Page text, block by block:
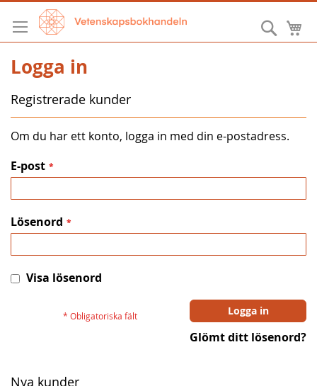
Hoppa
till
innehållet
Sök
Logga in
Registrerade kunder
Om du har ett konto, logga in med din e-postadress.
E-post
Lösenord
Visa lösenord
Logga in
Glömt ditt lösenord?
Nya kunder